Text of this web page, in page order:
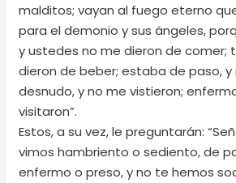
malditos; vayan al fuego eterno
para el demonio y sus ángeles,
y ustedes no me dieron de comer;
dieron de beber; estaba de paso, y
desnudo, y no me vistieron;
visitaron”.
Estos, a su vez, le preguntarán:
vimos hambriento o sediento, de
enfermo o preso, y no te hemos